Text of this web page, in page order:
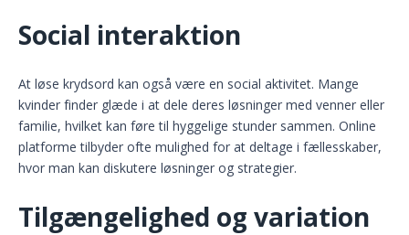
Social interaktion
At løse krydsord kan også være en social aktivitet. Mange
kvinder finder glæde i at dele deres løsninger med venner eller
familie, hvilket kan føre til hyggelige stunder sammen. Online
platforme tilbyder ofte mulighed for at deltage i fællesskaber,
hvor man kan diskutere løsninger og strategier.
Tilgængelighed og variation